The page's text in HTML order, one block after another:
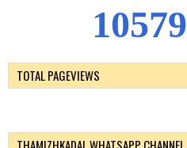
10579
TOTAL PAGEVIEWS